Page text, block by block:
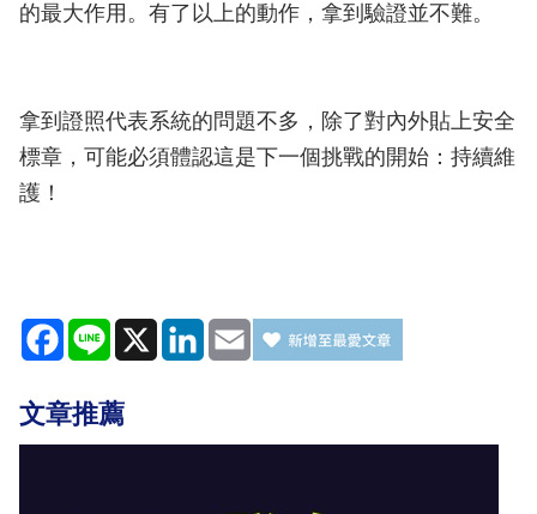
的最大作用。有了以上的動作，拿到驗證並不難。
拿到證照代表系統的問題不多，除了對內外貼上安全
標章，可能必須體認這是下一個挑戰的開始：持續維
護！
Facebook
Line X LinkedIn
Email
文章推薦